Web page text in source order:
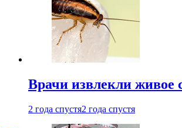
Врачи извлекли живое
2 года спустя2 года спустя